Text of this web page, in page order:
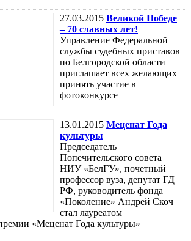
27.03.2015 Великой Победе
– 70 славных лет!
Управление Федеральной
службы судебных приставов
по Белгородской области
приглашает всех желающих
принять участие в
фотоконкурсе
13.01.2015 Меценат Года
культуры
Председатель
Попечительского совета
НИУ «БелГУ», почетный
профессор вуза, депутат ГД
РФ, руководитель фонда
«Поколение» Андрей Скоч
стал лауреатом
«Меценат Года культуры»